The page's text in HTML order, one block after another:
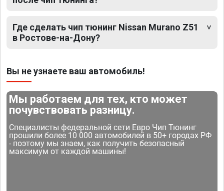
Где сделать чип тюнинг Nissan Murano Z51
в Ростове-на-Дону?
Вы не узнаете ваш автомобиль!
Мы работаем для тех, кто может
почувствовать разницу.
Специалисты федеральной сети Евро Чип Тюнинг
прошили более 10 000 автомобилей в 50+ городах РФ
- поэтому мы знаем, как получить безопасный
максимум от каждой машины!